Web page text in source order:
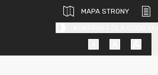
MAPA STRONY